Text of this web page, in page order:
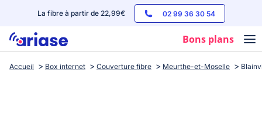
La fibre à partir de 22,99€ 02 99 36 30 54
Bons plans
Box internet
Accueil Box internet Couverture fibre Meurthe-et-Moselle